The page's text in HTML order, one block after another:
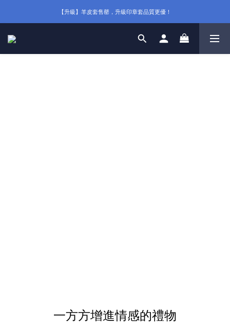
【升級】羊皮套售罄，升級印章套品質更優！
一方方增進情感的禮物